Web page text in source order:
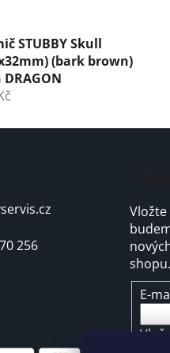
STUBBY Skull
(bark brown)
DRAGON
256
Vložte
shopu.
E-